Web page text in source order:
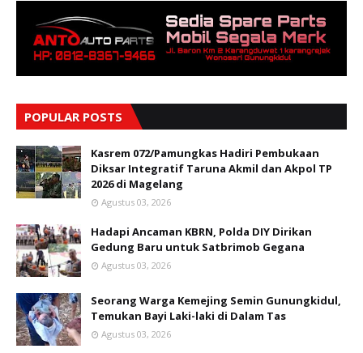
POPULAR POSTS
Kasrem 072/Pamungkas Hadiri Pembukaan
Diksar Integratif Taruna Akmil dan Akpol TP
2026 di Magelang
Agustus 03, 2026
Hadapi Ancaman KBRN, Polda DIY Dirikan
Gedung Baru untuk Satbrimob Gegana
Agustus 03, 2026
Seorang Warga Kemejing Semin Gunungkidul,
Temukan Bayi Laki-laki di Dalam Tas
Agustus 03, 2026